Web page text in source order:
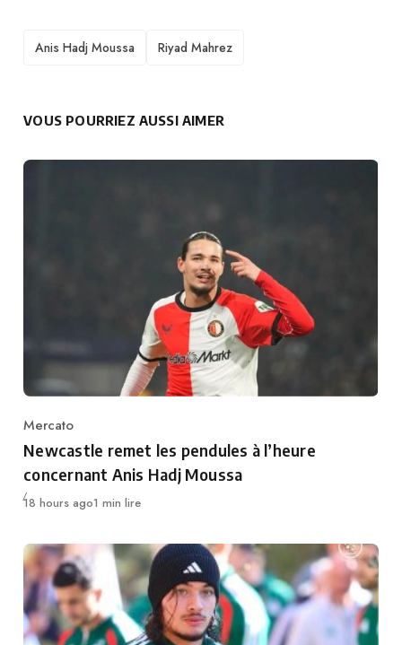
TAGS
Anis Hadj Moussa Riyad Mahrez
VOUS POURRIEZ AUSSI AIMER
Category
Mercato
Newcastle remet les pendules à l’heure
concernant Anis Hadj Moussa
Publié
18 hours ago1 min lire